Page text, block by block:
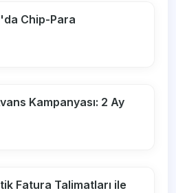
Chip-Para
Kampanyası: 2 Ay
Fatura Talimatları ile